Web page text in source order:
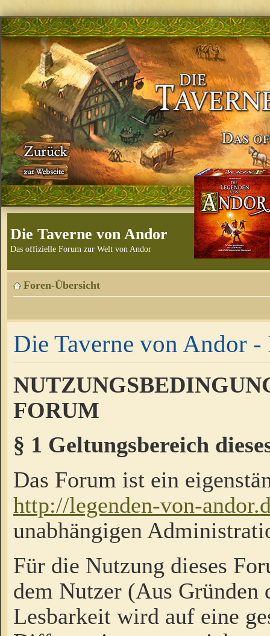
Die Taverne von Andor
Das offizielle Forum zur Welt von Andor
Foren-Übersicht
Die Taverne von Andor -
FORUM
§ 1 Geltungsbereich
Das Forum ist ein
http://legenden-von-
unabhängigen
Für die Nutzung dieses
dem Nutzer (Aus Gründen
Lesbarkeit wird auf eine